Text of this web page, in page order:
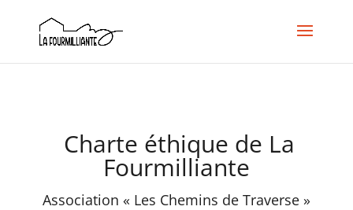
Charte éthique de La
Fourmilliante
Association « Les Chemins de Traverse »